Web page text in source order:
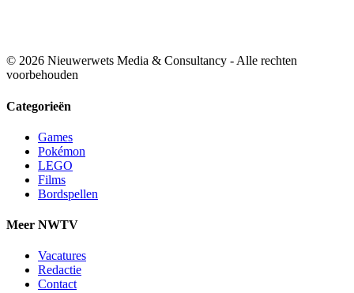
© 2026 Nieuwerwets Media & Consultancy - Alle rechten
voorbehouden
Categorieën
Games
Pokémon
LEGO
Films
Bordspellen
Meer NWTV
Vacatures
Redactie
Contact